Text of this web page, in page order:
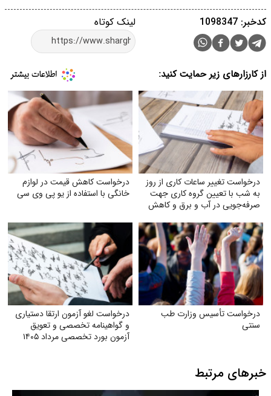
لینک کوتاه کدخبر: 1098347
از کارزارهای زیر حمایت کنید:
درخواست تغییر ساعات کاری از روز
به شب با تعیین گروه کاری جهت
صرفه‌جویی در آب و برق و کاهش
درخواست کاهش قیمت در لوازم
خانگی با استفاده از یو پی وی سی
درخواست تأسیس وزارت طب
سنتی
درخواست لغو آزمون ارتقا دستیاری
و گواهینامه تخصصی و تعویق
آزمون بورد تخصصی مرداد ۱۴۰۵
خبرهای مرتبط